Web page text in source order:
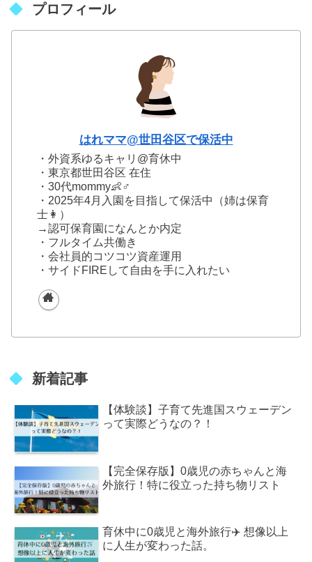
プロフィール
はれママ@世田谷区で保活中
・外資系ゆるキャリ@育休中
・東京都世田谷区 在住
・30代mommy👶♂
・2025年4月入園を目指して保活中（姉は保育
士👩）
→認可保育園になんとか内定
・フルタイム共働き
・会社員的コツコツ資産運用
・サイドFIREして自由を手に入れたい
新着記事
【体験談】子育て先進国スウェーデン
って実際どうなの？！
【完全保存版】0歳児の赤ちゃんと海
外旅行！特に役立った持ち物リスト
育休中に0歳児と海外旅行✈️ 想像以上
に人生が変わった話。